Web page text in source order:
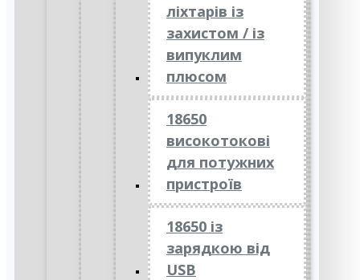
ліхтарів із
захистом / із
випуклим
плюсом
18650
високотокові
для потужних
пристроїв
18650 із
зарядкою від
USB